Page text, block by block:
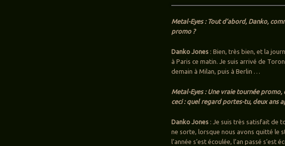
Metal-Eyes : Tout d’abord, Danko,
promo ?
Danko Jones : Bien, très bien, et la
à Paris ce matin. Je suis arrivé de
demain à Milan, puis à Berlin …
Metal-Eyes : Une vraie tournée
ceci : quel regard portes-tu, deux ans
Danko Jones : Je suis très satisfait de
ne sorte, lorsque nous avons quitté le
l’année s’est écoulée, l’an passé s’est